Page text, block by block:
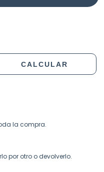
CALCULAR
la compra.
por otro o devolverlo.